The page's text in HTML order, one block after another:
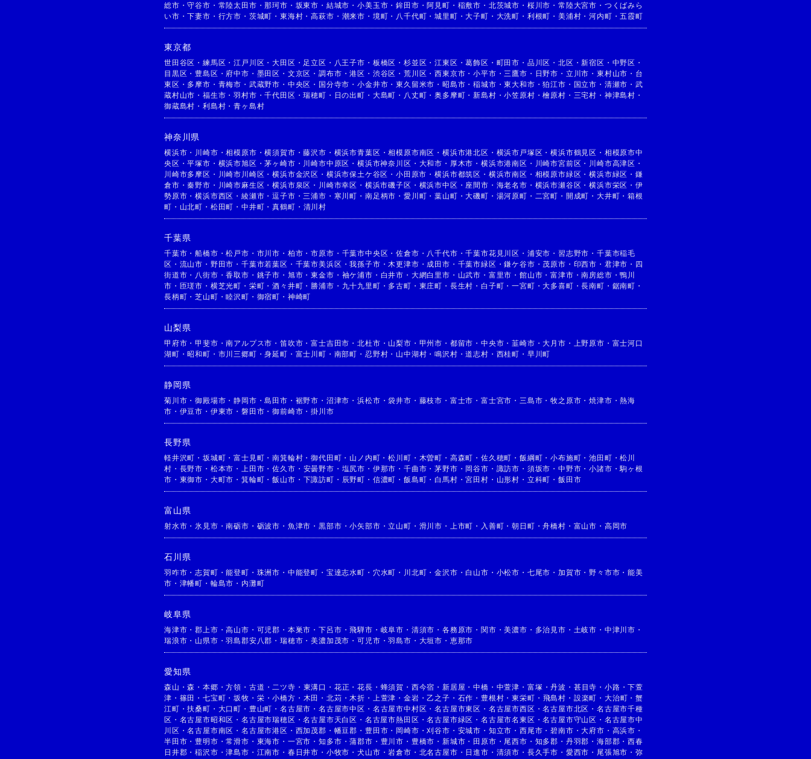
総市 ・守谷市 ・ 常陸太田市 ・那珂市 ・ 坂東市 ・ 結城市 ・小美玉市 ・鉾田市 ・阿見町 ・ 稲敷市 ・ 北茨城市 ・ 桜川市 ・常陸大宮市 ・ つくばみら
い市 ・下妻市 ・ 行方市 ・ 茨城町 ・東海村 ・高萩市 ・ 潮来市 ・ 境町 ・ 八千代町 ・城里町 ・大子町 ・ 大洗町 ・ 利根町 ・美浦村 ・河内町 ・五霞町
東京都
世田谷区 ・練馬区 ・江戸川区 ・大田区 ・ 足立区 ・ 八王子市 ・ 板橋区 ・ 杉並区 ・江東区 ・葛飾区 ・ 町田市 ・ 品川区 ・北区 ・新宿区 ・ 中野区 ・
目黒区 ・ 豊島区 ・ 府中市 ・ 墨田区 ・ 文京区 ・調布市 ・港区 ・ 渋谷区 ・ 荒川区 ・西東京市 ・小平市 ・三鷹市 ・ 日野市 ・ 立川市 ・東村山市 ・ 台
東区 ・ 多摩市 ・ 青梅市 ・ 武蔵野市 ・ 中央区 ・ 国分寺市 ・小金井市 ・東久留米市 ・ 昭島市 ・稲城市 ・東大和市 ・狛江市 ・ 国立市 ・ 清瀬市 ・武
蔵村山市 ・福生市 ・羽村市 ・千代田区 ・瑞穂町 ・ 日の出町 ・ 大島町 ・ 八丈町 ・奥多摩町 ・新島村 ・小笠原村 ・檜原村 ・ 三宅村 ・ 神津島村 ・
御蔵島村 ・利島村 ・青ヶ島村
神奈川県
横浜市 ・ 川崎市 ・相模原市 ・横須賀市 ・藤沢市 ・ 横浜市青葉区 ・相模原市南区 ・ 横浜市港北区 ・ 横浜市戸塚区 ・横浜市鶴見区 ・ 相模原市中
央区 ・平塚市 ・ 横浜市旭区 ・茅ヶ崎市 ・ 川崎市中原区 ・横浜市神奈川区 ・ 大和市 ・ 厚木市 ・ 横浜市港南区 ・ 川崎市宮前区 ・ 川崎市高津区 ・
川崎市多摩区 ・ 川崎市川崎区 ・横浜市金沢区 ・ 横浜市保土ケ谷区 ・小田原市 ・横浜市都筑区 ・ 横浜市南区 ・ 相模原市緑区 ・横浜市緑区 ・ 鎌
倉市 ・秦野市 ・ 川崎市麻生区 ・横浜市泉区 ・ 川崎市幸区 ・ 横浜市磯子区 ・ 横浜市中区 ・ 座間市 ・ 海老名市 ・ 横浜市瀬谷区 ・横浜市栄区 ・ 伊
勢原市 ・横浜市西区 ・綾瀬市 ・逗子市 ・三浦市 ・ 寒川町 ・ 南足柄市 ・ 愛川町 ・葉山町 ・大磯町 ・ 湯河原町 ・ 二宮町 ・ 開成町 ・大井町 ・箱根
町 ・ 山北町 ・ 松田町 ・中井町 ・真鶴町 ・ 清川村
千葉県
千葉市 ・船橋市 ・松戸市 ・ 市川市 ・ 柏市 ・市原市 ・ 千葉市中央区 ・佐倉市 ・ 八千代市 ・千葉市花見川区 ・ 浦安市 ・習志野市 ・千葉市稲毛
区 ・ 流山市 ・ 野田市 ・千葉市若葉区 ・ 千葉市美浜区 ・我孫子市 ・木更津市 ・ 成田市 ・ 千葉市緑区 ・鎌ケ谷市 ・ 茂原市 ・ 印西市 ・ 君津市 ・ 四
街道市 ・ 八街市 ・香取市 ・ 銚子市 ・ 旭市 ・東金市 ・ 袖ケ浦市 ・ 白井市 ・ 大網白里市 ・ 山武市 ・ 富里市 ・ 館山市 ・富津市 ・南房総市 ・鴨川
市 ・ 匝瑳市 ・ 横芝光町 ・ 栄町 ・酒々井町 ・ 勝浦市 ・ 九十九里町 ・ 多古町 ・ 東庄町 ・ 長生村 ・ 白子町 ・一宮町 ・大多喜町 ・長南町 ・ 鋸南町 ・
長柄町 ・芝山町 ・睦沢町 ・ 御宿町 ・ 神崎町
山梨県
甲府市 ・甲斐市 ・南アルプス市 ・笛吹市 ・富士吉田市 ・北杜市 ・ 山梨市 ・ 甲州市 ・ 都留市 ・ 中央市 ・韮崎市 ・大月市 ・ 上野原市 ・ 富士河口
湖町 ・昭和町 ・ 市川三郷町 ・身延町 ・ 富士川町 ・ 南部町 ・ 忍野村 ・ 山中湖村 ・鳴沢村 ・道志村 ・ 西桂町 ・ 早川町
静岡県
菊川市 ・御殿場市 ・静岡市 ・島田市 ・ 裾野市 ・ 沼津市 ・浜松市 ・袋井市 ・ 藤枝市 ・ 富士市 ・ 富士宮市 ・ 三島市 ・牧之原市 ・焼津市 ・熱海
市 ・ 伊豆市 ・ 伊東市 ・磐田市 ・御前崎市 ・掛川市
長野県
軽井沢町 ・坂城町 ・富士見町 ・南箕輪村 ・御代田町 ・ 山ノ内町 ・松川町 ・ 木曽町 ・ 高森町 ・ 佐久穂町 ・ 飯綱町 ・小布施町 ・池田町 ・松川
村 ・ 長野市 ・ 松本市 ・上田市 ・佐久市 ・ 安曇野市 ・ 塩尻市 ・ 伊那市 ・ 千曲市 ・茅野市 ・ 岡谷市 ・ 諏訪市 ・ 須坂市 ・中野市 ・小諸市 ・駒ヶ根
市 ・ 東御市 ・ 大町市 ・箕輪町 ・飯山市 ・ 下諏訪町 ・ 辰野町 ・ 信濃町 ・ 飯島町 ・白馬村 ・宮田村 ・ 山形村 ・ 立科町 ・飯田市
富山県
射水市 ・氷見市 ・南砺市 ・ 砺波市 ・ 魚津市 ・黒部市 ・小矢部市 ・立山町 ・ 滑川市 ・ 上市町 ・ 入善町 ・朝日町 ・舟橋村 ・ 富山市 ・ 高岡市
石川県
羽咋市 ・志賀町 ・能登町 ・ 珠洲市 ・ 中能登町 ・ 宝達志水町 ・ 穴水町 ・ 川北町 ・金沢市 ・白山市 ・ 小松市 ・ 七尾市 ・加賀市 ・野々市市 ・能美
市 ・ 津幡町 ・ 輪島市 ・ 内灘町
岐阜県
海津市 ・郡上市 ・高山市 ・ 可児郡 ・ 本巣市 ・下呂市 ・飛騨市 ・ 岐阜市 ・ 清須市 ・ 各務原市 ・ 関市 ・美濃市 ・ 多治見市 ・ 土岐市 ・ 中津川市 ・
瑞浪市 ・ 山県市 ・羽島郡安八郡 ・瑞穂市 ・美濃加茂市 ・可児市 ・羽島市 ・ 大垣市 ・ 恵那市
愛知県
森山 ・森 ・本郷 ・方領 ・ 古道 ・二ツ寺 ・ 東溝口 ・ 花正 ・花長 ・ 蜂須賀 ・ 西今宿 ・新居屋 ・中橋 ・ 中萱津 ・ 富塚 ・丹波 ・ 甚目寺 ・ 小路 ・下萱
津 ・ 篠田 ・七宝町 ・坂牧 ・ 栄 ・小橋方 ・ 木田 ・ 北苅 ・木折 ・ 上萱津 ・金岩 ・乙之子 ・ 石作 ・ 豊根村 ・東栄町 ・ 飛島村 ・ 設楽町 ・ 大治町 ・蟹
江町 ・扶桑町 ・ 大口町 ・ 豊山町 ・名古屋市 ・名古屋市中区 ・ 名古屋市中村区 ・名古屋市東区 ・ 名古屋市西区 ・名古屋市北区 ・名古屋市千種
区 ・ 名古屋市昭和区 ・名古屋市瑞穂区 ・名古屋市天白区 ・ 名古屋市熱田区 ・名古屋市緑区 ・ 名古屋市名東区 ・名古屋市守山区 ・ 名古屋市中
川区 ・名古屋市南区 ・名古屋市港区 ・ 西加茂郡 ・ 幡豆郡 ・ 豊田市 ・ 岡崎市 ・刈谷市 ・ 安城市 ・ 知立市 ・ 西尾市 ・碧南市 ・大府市 ・ 高浜市 ・
半田市 ・ 豊明市 ・常滑市 ・ 東海市 ・ 一宮市 ・知多市 ・蒲郡市 ・ 豊川市 ・ 豊橋市 ・ 新城市 ・ 田原市 ・ 尾西市 ・ 知多郡 ・ 丹羽郡 ・海部郡 ・西春
日井郡 ・稲沢市 ・津島市 ・ 江南市 ・ 春日井市 ・ 小牧市 ・犬山市 ・岩倉市 ・ 北名古屋市 ・ 日進市 ・ 清須市 ・ 長久手市 ・ 愛西市 ・ 尾張旭市 ・弥